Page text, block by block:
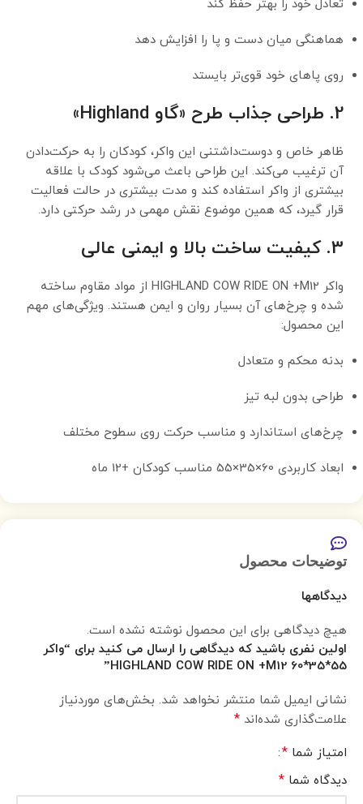
تعادل خود را بهتر حفظ کند
هماهنگی میان دست و پا را افزایش دهد
روی پاهای خود قوی‌تر بایستد
2. طراحی جذاب طرح «گاو Highland»
ظاهر خاص و دوست‌داشتنی این واکر، کودکان را به حرکت‌دادن
آن ترغیب می‌کند. این طراحی باعث می‌شود کودک با علاقه
بیشتری از واکر استفاده کند و مدت بیشتری در حالت فعالیت
قرار گیرد، که همین موضوع نقش مهمی در رشد حرکتی دارد.
3. کیفیت ساخت بالا و ایمنی عالی
واکر HIGHLAND COW RIDE ON +M12 از مواد مقاوم ساخته
شده و چرخ‌های آن بسیار روان و ایمن هستند. ویژگی‌های مهم
این محصول:
بدنه محکم و متعادل
طراحی بدون لبه تیز
چرخ‌های استاندارد و مناسب حرکت روی سطوح مختلف
ابعاد کاربردی 60×35×55 مناسب کودکان +12 ماه
توضیحات محصول
دیدگاهها
هیچ دیدگاهی برای این محصول نوشته نشده است.
اولین نفری باشید که دیدگاهی را ارسال می کنید برای “واکر
HIGHLAND COW RIDE ON +M12 60*35*55”
نشانی ایمیل شما منتشر نخواهد شد. بخش‌های موردنیاز
علامت‌گذاری شده‌اند *
امتیاز شما *
دیدگاه شما *